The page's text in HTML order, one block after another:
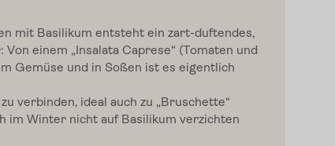
mit Basilikum entsteht ein zart-duftendes,
einem „Insalata Caprese“ (Tomaten und
Gemüse und in Soßen ist es eigentlich
verbinden, ideal auch zu „Bruschette“
im Winter nicht auf Basilikum verzichten